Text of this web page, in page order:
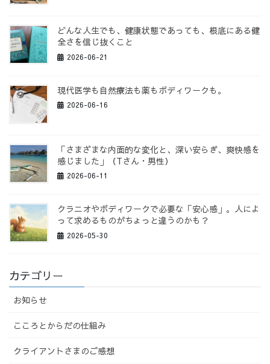
どんな人生でも、健康状態であっても、根底にある健
全さを信じ抜くこと
2026-06-21
現代医学も自然療法も薬もボディワークも。
2026-06-16
「さまざまな内面的な変化と、深い安らぎ、爽快感を
感じました」（Tさん・男性）
2026-06-11
クラニオやボディワークで必要な「安心感」。人によ
って求めるものがちょっと違うのかも？
2026-05-30
カテゴリー
お知らせ
こころとからだの仕組み
クライアントさまのご感想